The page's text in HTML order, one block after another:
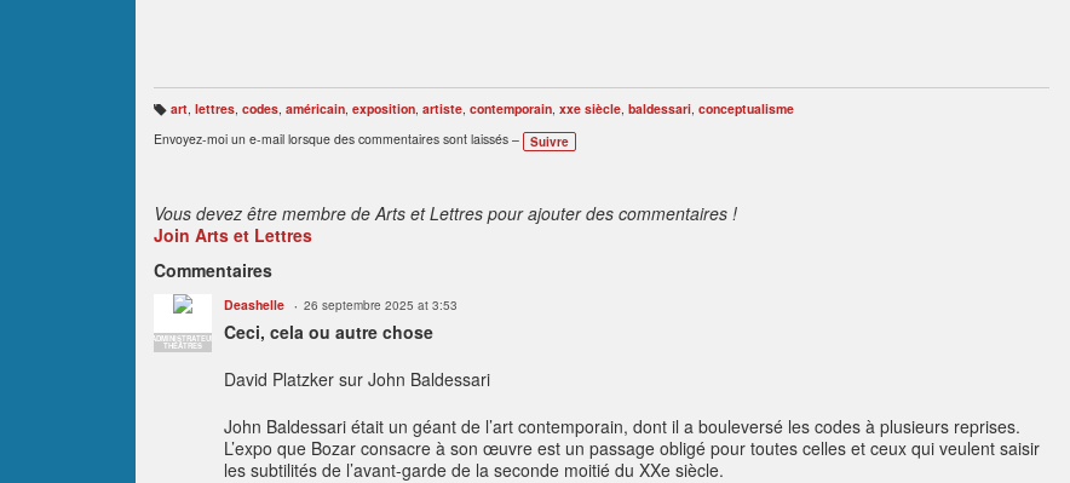
B
ali
s
art, lettres, codes, américain, exposition, artiste, contemporain, xxe siècle, baldessari, conceptualisme
Envoyez-moi un e-mail lorsque des commentaires sont laissés –
Suivre
Vous devez être membre de Arts et Lettres pour ajouter des commentaires !
Join Arts et Lettres
Commentaires
ADMINISTRATEUR
THÉÂTRES
Deashelle 26 septembre 2025 at 3:53
Ceci, cela ou autre chose
David Platzker sur John Baldessari
John Baldessari était un géant de l’art contemporain, dont il a bouleversé les codes à plusieurs reprises.
L’expo que Bozar consacre à son œuvre est un passage obligé pour toutes celles et ceux qui veulent saisir
les subtilités de l’avant-garde de la seconde moitié du XXe siècle.